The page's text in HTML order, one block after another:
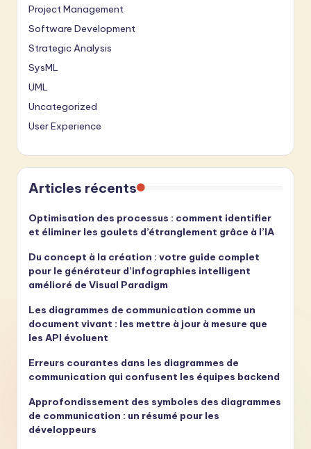
Project Management
Software Development
Strategic Analysis
SysML
UML
Uncategorized
User Experience
Articles récents
Optimisation des processus : comment identifier
et éliminer les goulets d’étranglement grâce à l’IA
Du concept à la création : votre guide complet
pour le générateur d’infographies intelligent
amélioré de Visual Paradigm
Les diagrammes de communication comme un
document vivant : les mettre à jour à mesure que
les API évoluent
Erreurs courantes dans les diagrammes de
communication qui confusent les équipes backend
Approfondissement des symboles des diagrammes
de communication : un résumé pour les
développeurs